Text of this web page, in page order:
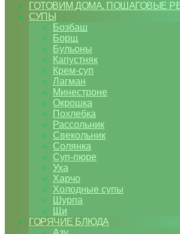
ГОТОВИМ ДОМА. ПОШАГОВЫЕ
СУПЫ
Бозбаш
Борщ
Бульоны
Капустняк
Крем-суп
Лагман
Минестроне
Окрошка
Похлебка
Рассольник
Свекольник
Солянка
Суп-пюре
Уха
Харчо
Холодные супы
Шурпа
Щи
ГОРЯЧИЕ БЛЮДА